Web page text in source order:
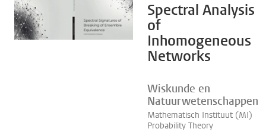
Spectral Analysis
of
Inhomogeneous
Networks
Wiskunde en
Natuurwetenschappen
Mathematisch Instituut (MI)
Probability Theory